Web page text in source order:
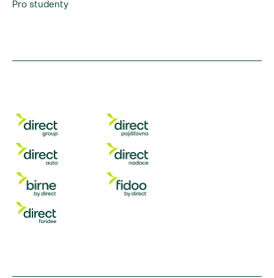
Pro studenty